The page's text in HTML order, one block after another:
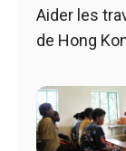
Aider les
de Hong